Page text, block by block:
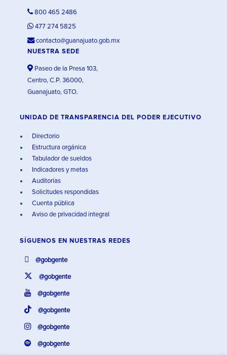
800 465 2486
477 274 5825
contacto@guanajuato.gob.mx
NUESTRA SEDE
Paseo de la Presa 103,
Centro, C.P. 36000,
Guanajuato, GTO.
UNIDAD DE TRANSPARENCIA DEL PODER EJECUTIVO
Directorio
Estructura orgánica
Tabulador de sueldos
Indicadores y metas
Auditorías
Solicitudes respondidas
Cuenta pública
Aviso de privacidad integral
SÍGUENOS EN NUESTRAS REDES
@gobgente
@gobgente
@gobgente
@gobgente
@gobgente
@gobgente